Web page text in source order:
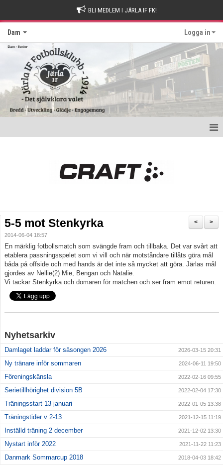
BLI MEDLEM I JÄRLA IF FK!
Dam Logga in
Info Järla IF Dam
Bildgalleri
Dokument
>
<
5-5 mot Stenkyrka
2014-06-04 18:57
En märklig fotbollsmatch som svängde fram och tillbaka. Det var svårt att
etablera passningsspelet som vi vill och när motståndare tillåts göra mål
båda på offside och med hands är det inte så mycket att göra. Järlas mål
gjordes av Nellie(2) Mie, Bengan och Natalie.
Vi tackar Stenkyrka och domaren för matchen och ser fram emot returen.
Nyhetsarkiv
Damlaget laddar för säsongen 2026 2026-03-15 20:31
Ny tränare inför sommaren 2024-06-11 19:50
Föreningskänsla 2022-02-16 09:55
Serietillhörighet division 5B 2022-02-04 17:30
Träningsstart 13 januari 2022-01-05 13:38
Träningstider v 2-13 2021-12-15 11:19
Inställd träning 2 december 2021-12-02 13:30
Nystart inför 2022 2021-11-22 11:23
Danmark Sommarcup 2018 2018-04-03 18:42